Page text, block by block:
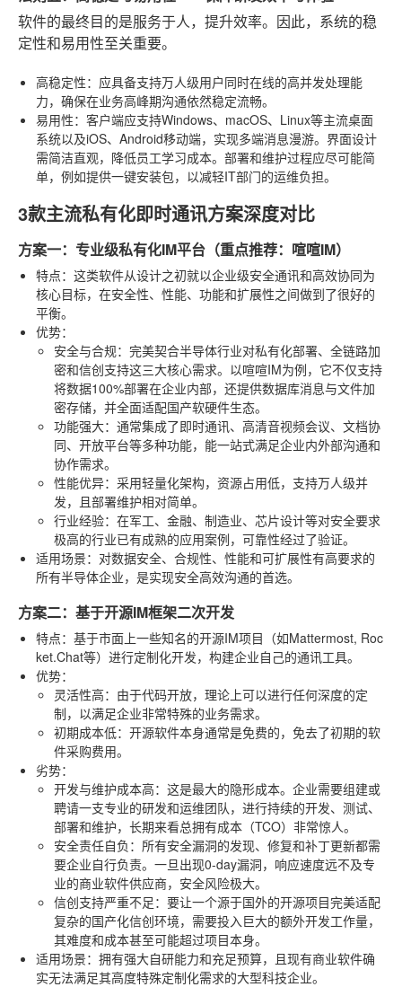
软件的最终目的是服务于人，提升效率。因此，系统的稳
定性和易用性至关重要。
高稳定性：应具备支持万人级用户同时在线的高并发处理能
力，确保在业务高峰期沟通依然稳定流畅。
易用性：客户端应支持Windows、macOS、Linux等主流桌面
系统以及iOS、Android移动端，实现多端消息漫游。界面设计
需简洁直观，降低员工学习成本。部署和维护过程应尽可能简
单，例如提供一键安装包，以减轻IT部门的运维负担。
3款主流私有化即时通讯方案深度对比
方案一：专业级私有化IM平台（重点推荐：喧喧IM）
特点：这类软件从设计之初就以企业级安全通讯和高效协同为
核心目标，在安全性、性能、功能和扩展性之间做到了很好的
平衡。
优势：
安全与合规：完美契合半导体行业对私有化部署、全链路加
密和信创支持这三大核心需求。以喧喧IM为例，它不仅支持
将数据100%部署在企业内部，还提供数据库消息与文件加
密存储，并全面适配国产软硬件生态。
功能强大：通常集成了即时通讯、高清音视频会议、文档协
同、开放平台等多种功能，能一站式满足企业内外部沟通和
协作需求。
性能优异：采用轻量化架构，资源占用低，支持万人级并
发，且部署维护相对简单。
行业经验：在军工、金融、制造业、芯片设计等对安全要求
极高的行业已有成熟的应用案例，可靠性经过了验证。
适用场景：对数据安全、合规性、性能和可扩展性有高要求的
所有半导体企业，是实现安全高效沟通的首选。
方案二：基于开源IM框架二次开发
特点：基于市面上一些知名的开源IM项目（如Mattermost, Roc
ket.Chat等）进行定制化开发，构建企业自己的通讯工具。
优势：
灵活性高：由于代码开放，理论上可以进行任何深度的定
制，以满足企业非常特殊的业务需求。
初期成本低：开源软件本身通常是免费的，免去了初期的软
件采购费用。
劣势：
开发与维护成本高：这是最大的隐形成本。企业需要组建或
聘请一支专业的研发和运维团队，进行持续的开发、测试、
部署和维护，长期来看总拥有成本（TCO）非常惊人。
安全责任自负 ：所有安全漏洞的发现、修复和补丁更新都需
要企业自行负责。一旦出现0-day漏洞，响应速度远不及专
业的商业软件供应商，安全风险极大。
信创支持严重不足：要让一个源于国外的开源项目完美适配
复杂的国产化信创环境，需要投入巨大的额外开发工作量，
其难度和成本甚至可能超过项目本身。
适用场景：拥有强大自研能力和充足预算，且现有商业软件确
实无法满足其高度特殊定制化需求的大型科技企业。